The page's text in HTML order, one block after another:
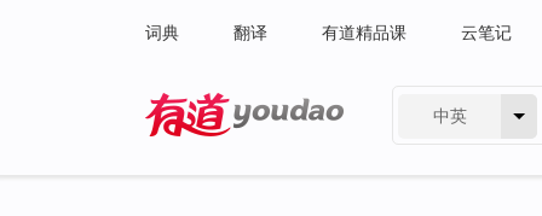
词典 翻译 有道精品课 云笔记
中英